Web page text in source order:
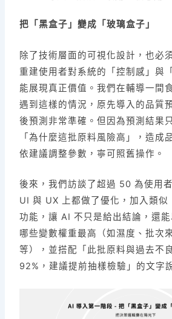
把「黑盒子」變成「玻璃盒子」
除了技術層面的可視化設計，也必
重建使用者對系統的「控制感」與
能展現真正價值。我們在輔導一間
遇到這樣的情況，原先導入的品質
後預測非常準確。但因為預測結果
「為什麼這批原料風險高」，造成
依建議調整參數，寧可照舊操作。
後來，我們訪談了超過 50 為使用
UI 與 UX 上都做了優化，加入類似
功能，讓 AI 不只是給出結論，還
哪些變數權重最高（如濕度、批次
等），並搭配「此批原料與過去不
92%，建議提前抽樣檢驗」的文字